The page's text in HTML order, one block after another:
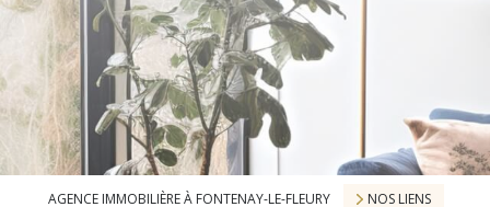
AGENCE IMMOBILIÈRE À FONTENAY-LE-FLEURY NOS LIENS